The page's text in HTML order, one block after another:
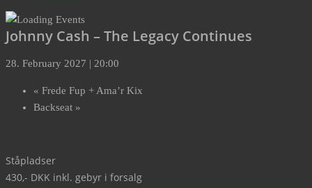
Johnny Cash – The Legacy Continues
28. February 2027 | 20:00
« Frede Fup + Ama’r Kix
Backseat »
Ståpladser
430,- DKK inkl. gebyr i forsalg